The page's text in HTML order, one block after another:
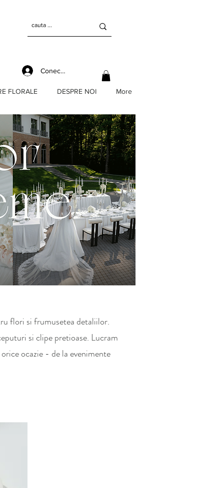
Conectează-te
FLORALE DESPRE NOI More
flori si frumusetea detaliilor.
si clipe pretioase. Lucram
ocazie - de la evenimente